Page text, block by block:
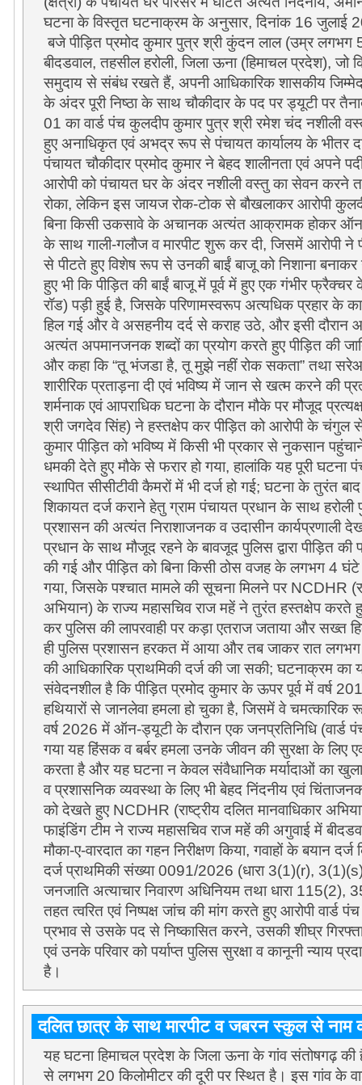
घटना के विस्तृत घटनाक्रम के अनुसार,दिनांक 16जुलाई
बजे पीड़ित प्रमोद कुमार पुत्र श्री कुंदन लाल (उम्र लगभग
बीदडवाल,तहसील हरोली,जिला ऊना (हिमाचल प्रदेश),जो
समुदाय से संबंध रखते हैं, अपनी आधिकारिक शासकीय
के अंदर पूरी निष्ठा के साथ चौकीदार के पद पर ड्यूटी पर
01का वार्ड पंच कुलदीप कुमार पुत्र श्री रमेश चंद नशीली
हुए अनाधिकृत एवं अभद्र रूप से पंचायत कार्यालय के भीतर
पंचायत चौकीदार प्रमोद कुमार ने बेहद शालीनता एवं अपने
आरोपी को पंचायत घर के अंदर नशीली वस्तु का सेवन करने
रोका,लेकिन इस जायज रोक-टोक से बौखलाकर आरोपी
बिना किसी उकसावे के अचानक अत्यंत आक्रामक होकर ऑन-
के साथ गाली-गलौज व मारपीट शुरू कर दी,जिसमें आरोपी ने
से पीटते हुए विशेष रूप से उनकी बाईं बाजू को निशाना
हुए भी कि पीड़ित की बाईं बाजू में पूर्व में हुए एक गंभीर
रॉड) पड़ी हुई है,जिसके परिणामस्वरूप अत्यधिक प्रहार के
हिल गई और वे असहनीय दर्द से कराह उठे, और इसी दौरान
अत्यंत अपमानजनक शब्दों का प्रयोग करते हुए पीड़ित की
और कहा कि “तू भंजडा है,तू मुझे नहीं रोक सकता” तथा
शारीरिक प्रताड़ना दी एवं भविष्य में जान से खत्म करने की
शर्मनाक एवं आपराधिक घटना के दौरान मौके पर मौजूद
श्री जगदेव सिंह) ने हस्तक्षेप कर पीड़ित को आरोपी के चंगुल
कुमार पीड़ित को भविष्य में किसी भी प्रकार से नुकसान
धमकी देते हुए मौके से फरार हो गया,हालांकि यह पूरी घटना
स्थापित सीसीटीवी कैमरों में भी दर्ज हो गई;घटना के तुरंत बाद
शिकायत दर्ज कराने हेतु ग्राम पंचायत प्रधान के साथ
प्रशासन की अत्यंत निराशाजनक व उदासीन कार्यप्रणाली
प्रधान के साथ मौजूद रहने के बावजूद पुलिस द्वारा पीड़ित की
की गई और पीड़ित को बिना किसी ठोस वजह के लगभग 4घंटे
गया,जिसके पश्चात मामले की सूचना मिलने पर NCDHR (
अभियान) के राज्य महासचिव राज महें ने तुरंत हस्तक्षेप करते
कर पुलिस की लापरवाही पर कड़ा एतराज जताया और सख्त
ही पुलिस प्रशासन हरकत में आया और तब जाकर रात
की आधिकारिक प्राथमिकी दर्ज की जा सकी;घटनाक्रम का
संवेदनशील है कि पीड़ित प्रमोद कुमार के ऊपर पूर्व में वर्ष
हथियारों से जानलेवा हमला हो चुका है,जिसमें वे चमत्कारिक
वर्ष 2026में ऑन-ड्यूटी के दौरान एक जनप्रतिनिधि (वार्ड
गया यह हिंसक व बर्बर हमला उनके जीवन की सुरक्षा के लिए
करता है और यह घटना न केवल संवैधानिक मर्यादाओं का
व प्रशासनिक व्यवस्था के लिए भी बेहद निंदनीय एवं
को देखते हुए NCDHR (राष्ट्रीय दलित मानवाधिकार
फाइंडिंग टीम ने राज्य महासचिव राज महें की अगुवाई में
मौका-ए-वारदात का गहन निरीक्षण किया,गवाहों के बयान दर्ज
दर्ज प्राथमिकी संख्या0091/2026 (धारा 3(1)(r),
जनजाति अत्याचार निवारण अधिनियम तथा धारा 115(2),
तहत त्वरित एवं निष्पक्ष जांच की मांग करते हुए आरोपी वार्ड
प्रभाव से उसके पद से निष्कासित करने,उसकी शीघ्र
एवं उनके परिवार को पर्याप्त पुलिस सुरक्षा व कानूनी न्याय
है।
दलित छात्र के साथ मारपीट व जबरन स्कुल से
यह घटना हिमाचल प्रदेश के जिला ऊना के गांव संतोषगढ़
से लगभग 20 किलोमीटर की दूरी पर स्थित है। इस गांव के